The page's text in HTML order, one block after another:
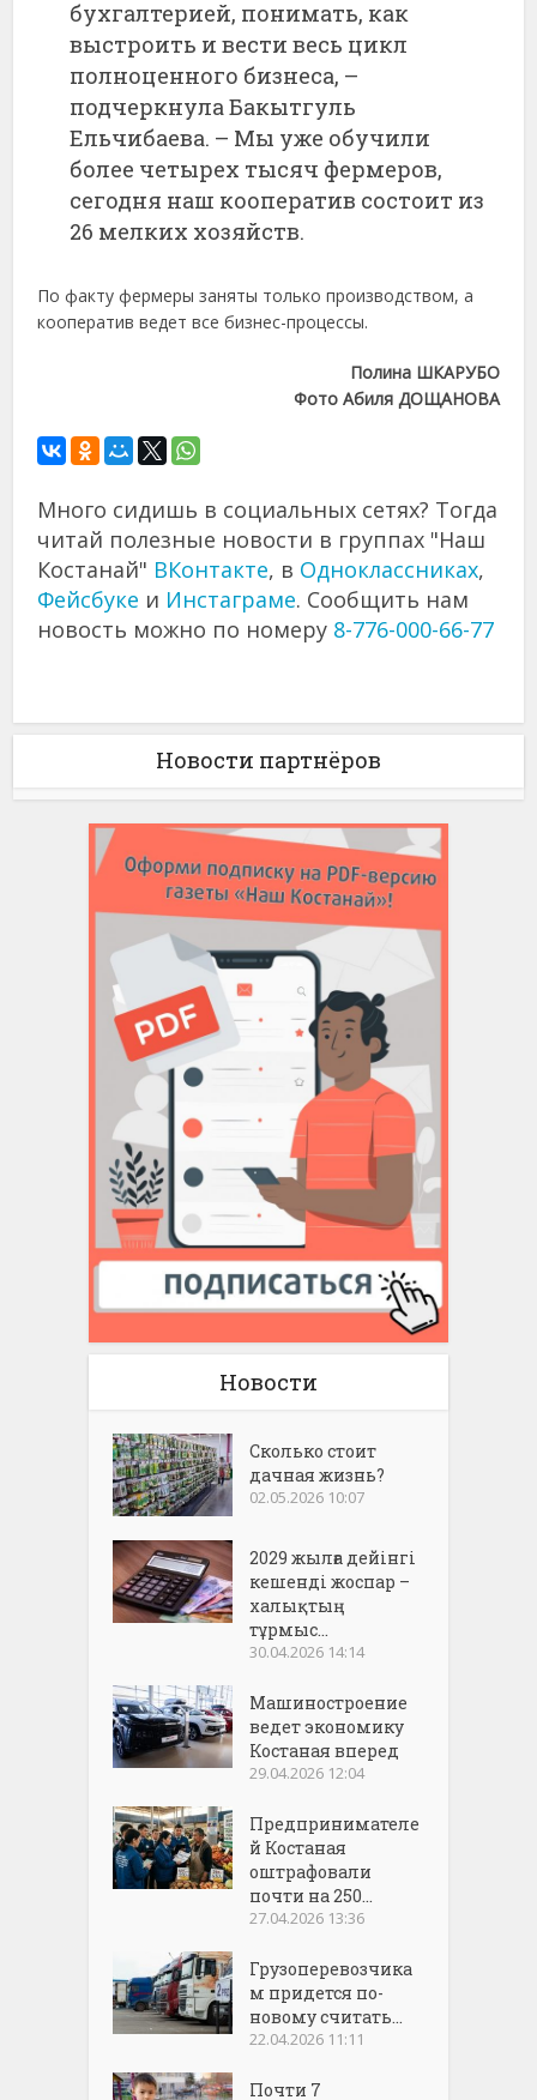
бухгалтерией, понимать, как
выстроить и вести весь цикл
полноценного бизнеса, –
подчеркнула Бакытгуль
Ельчибаева. – Мы уже обучили
более четырех тысяч фермеров,
сегодня наш кооператив состоит из
26 мелких хозяйств.
По факту фермеры заняты только производством, а
кооператив ведет все бизнес-процессы.
Полина ШКАРУБО
Фото Абиля ДОЩАНОВА
Много сидишь в социальных сетях? Тогда
читай полезные новости в группах "Наш
Костанай" ВКонтакте, в Одноклассниках,
Фейсбуке и Инстаграме. Сообщить нам
новость можно по номеру 8-776-000-66-77
Новости партнёров
Новости
Сколько стоит
дачная жизнь?
02.05.2026 10:07
2029 жылға дейінгі
кешенді жоспар –
халықтың
тұрмыс...
30.04.2026 14:14
Машиностроение
ведет экономику
Костаная вперед
29.04.2026 12:04
Предпринимателе
й Костаная
оштрафовали
почти на 250...
27.04.2026 13:36
Грузоперевозчика
м придется по-
новому считать...
22.04.2026 11:11
Почти 7